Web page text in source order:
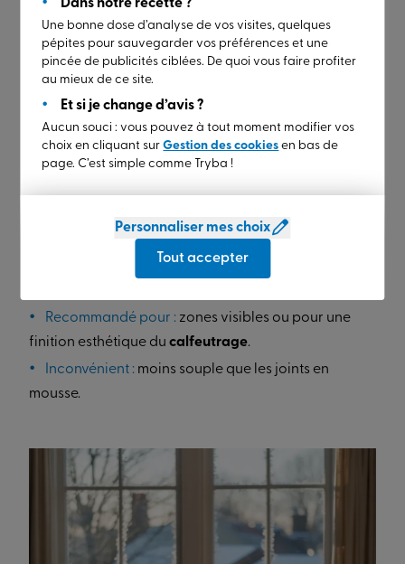
Le mastic acrylique ou silicone
Utilisation :pour combler des fentes entre les
adhérence sur le PVC, le bois ou l’aluminium.
facile à lisser à la spatule, existe en versions
Recommandé pour : zones visibles ou pour une
finition esthétique du calfeutrage.
Inconvénient : moins souple que les joints en
mousse.
Dans notre recette ?
Une bonne dose d’analyse de vos visites, quelques
pépites pour sauvegarder vos préférences et une
pincée de publicités ciblées. De quoi vous faire profiter
au mieux de ce site.
Et si je change d’avis ?
Aucun souci : vous pouvez à tout moment modifier vos
choix en cliquant surGestion des cookies en bas de
page. C’est simple comme Tryba !
Personnaliser mes choix
Tout accepter